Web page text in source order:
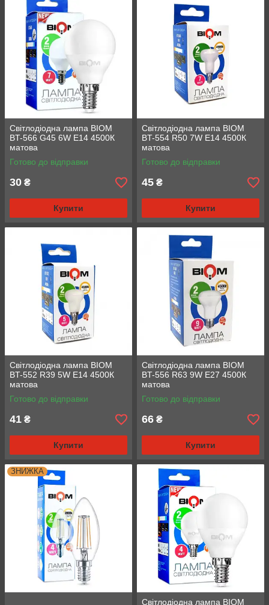
Світлодіодна лампа BIOM
BT-566 G45 6W E14 4500К
матова
Готово до відправки
30 ₴
Купити
Світлодіодна лампа BIOM
BT-554 R50 7W E14 4500К
матова
Готово до відправки
45 ₴
Купити
Світлодіодна лампа BIOM
BT-552 R39 5W E14 4500К
матова
Готово до відправки
41 ₴
Купити
Світлодіодна лампа BIOM
BT-556 R63 9W E27 4500К
матова
Готово до відправки
66 ₴
Купити
ЗНИЖКА
Світлодіодна лампа BIOM